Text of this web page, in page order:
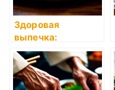
Здоровая
выпечка:
полезные
десерты